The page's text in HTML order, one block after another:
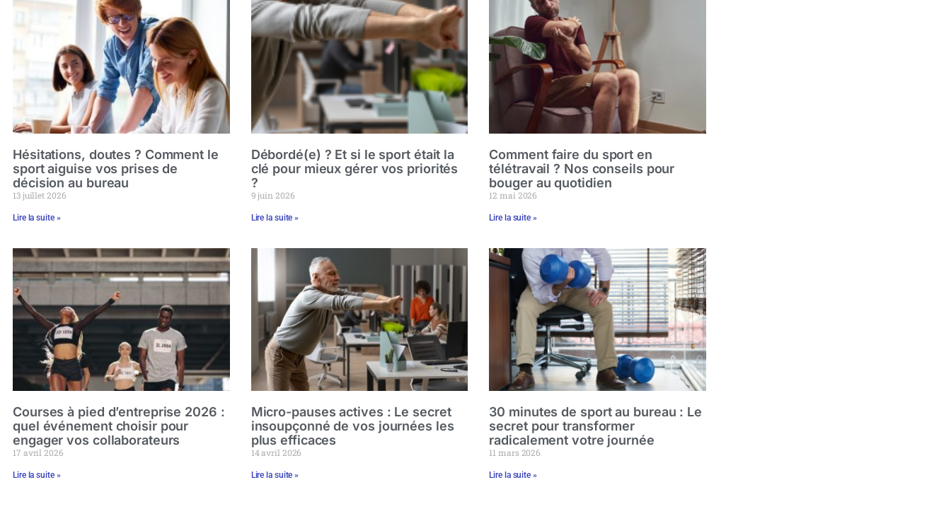
Hésitations, doutes ? Comment le
sport aiguise vos prises de
décision au bureau
13 juillet 2026
Lire la suite »
Débordé(e) ? Et si le sport était la
clé pour mieux gérer vos priorités
?
9 juin 2026
Lire la suite »
Comment faire du sport en
télétravail ? Nos conseils pour
bouger au quotidien
12 mai 2026
Lire la suite »
Courses à pied d’entreprise 2026 :
quel événement choisir pour
engager vos collaborateurs
17 avril 2026
Lire la suite »
Micro-pauses actives : Le secret
insoupçonné de vos journées les
plus efficaces
14 avril 2026
Lire la suite »
30 minutes de sport au bureau : Le
secret pour transformer
radicalement votre journée
11 mars 2026
Lire la suite »